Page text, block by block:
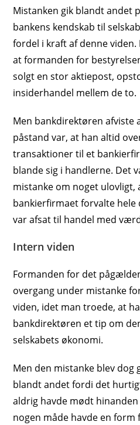
Mistanken gik blandt andet
bankens kendskab til
fordel i kraft af denne viden.
at formanden for
solgt en stor aktiepost,
insiderhandel mellem de to.
Men bankdirektøren afviste
påstand var, at han altid
transaktioner til et
blande sig i handlerne. Det
mistanke om noget ulovligt,
bankierfirmaet forvalte hele
var afsat til handel med
Intern viden
Formanden for det
overgang under mistanke
viden, idet man troede, at
bankdirektøren et tip om
selskabets økonomi.
Men den mistanke blev dog
blandt andet fordi det
aldrig havde mødt
nogen måde havde en